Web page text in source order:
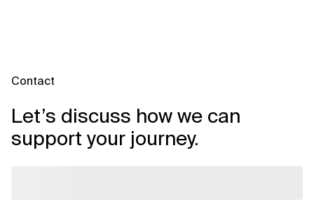
Contact
Let’s discuss how we can
support your journey.